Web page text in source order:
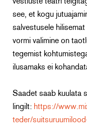
see, et kogu
salvestusele
vormi valimine on
tegemist
ilusamaks ei
Saadet saab kuulata
lingilt: https://
teder/